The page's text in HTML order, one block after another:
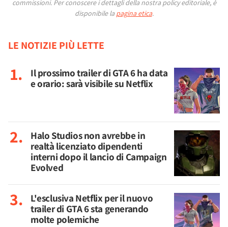
commissioni. Per conoscere i dettagli della nostra policy editoriale, è
disponibile la pagina etica.
LE NOTIZIE PIÙ LETTE
Il prossimo trailer di GTA 6 ha data
e orario: sarà visibile su Netflix
Halo Studios non avrebbe in
realtà licenziato dipendenti
interni dopo il lancio di Campaign
Evolved
L'esclusiva Netflix per il nuovo
trailer di GTA 6 sta generando
molte polemiche